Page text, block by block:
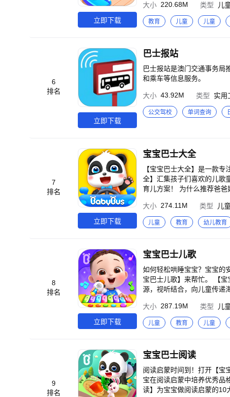
《宝宝巴士ABC》等启蒙互
《思维启蒙》互动，引导儿童玩互动练思维，轻松
《宝宝上厕所》《宝宝职业
听好看又好玩； ②覆盖经典
推荐内容，内容更合适，孩
盖； ②福利优惠多，奖励金
域10余年，获得全球6亿家庭用户的认可与信赖。 【自动续费】
中增加了应用内自动续费服
s）是专注打造儿童启蒙数
服，客服联系方式【打开应用】-【家长中心】-【帮
立即下载
陪你一起找答案吧！ 在【宝宝巴士奇妙屋】，熊猫奇奇将陪伴宝宝畅玩3D益智互动，探索身边的一切：以罕见视野认
识海陆空动物，以角色扮演形式体
击、射箭、接水果、冲浪、
等 热门互动：《可口冰淇
糕、冰淇淋！ ++认识海陆空动物：鲨鱼、海豚、恐龙、大象、狮子、啄木鸟等 热门互动：《爱掉牙的鲨鱼》 大白鲨
一生要换掉上万颗牙齿？和奇奇一
察、农场主、画家、渔夫、
《奇妙工程车》 建造梦想城
味数字启蒙：数字、图形、
决实际问题，加速知识积累。 ++奇妙汉字启蒙：300个汉字、1500+个词组、700+个句子 畅享“玩-认-练-写”
《拯救茄博士》《广告牌风
寿的海龟》《会发电的电
节》《小小画家》 宝宝巴士（BabyBus）是专注打造儿童启蒙数字产品的原创品牌。宝宝巴士秉承“快乐启蒙”的理
念，用奇妙有趣的方式，为
数字启蒙内容，让孩子趣味认知、感受“真、善、美”。 【自
订阅中增加了应用内自动续
@宝宝巴士 官网：http://
大小 220.68M 类型 儿
教育 儿童 儿童
6
排名
立即下载
巴士报站
巴士报站是澳门交通事务局
和乘车等信息服务。
大小 43.92M 类型 实用
公交驾校 单词查询
7
排名
立即下载
宝宝巴士大全
【宝宝巴士大全】是一款专注
全】汇集孩子们喜欢的儿歌
育儿方案！ 为什么推荐爸爸妈妈们使用【宝宝巴士大全】？ 1、启发式互动体验，轻松育儿 宝宝巴士大全以启发为
故事哄睡小猫咪，和熊猫奇
涂鸦填色，小手点点自由创作画作。 2、分龄推荐，省时省力更省心 宝宝巴士大全依据“
同年龄段儿童的启蒙内容，
3、多样启蒙主题，助力成
识！ 启蒙类：拼音汉字启
职业，百科科普认知动植物，听儿歌认交通
宝幼儿园，宝宝出行安全，
妙汉字，汽车总动员，宝宝
唐猫猫，星空大冒险，寓言
百家姓儿歌 【宝宝巴士大全】，助力家长轻松育儿，陪伴宝宝快乐成长！ 宝宝巴士（BabyBus）是专注打造儿童启蒙
数字产品的原创品牌。宝宝
大小 274.11M 类型 儿
儿童 教育 幼儿教育
8
排名
立即下载
宝宝巴士儿歌
如何轻松哄睡宝宝？宝宝
宝巴士儿歌】来帮忙。 【宝宝巴士儿歌】精编精选包含4千多首启蒙儿歌、8千多集益智动画在内的数万个优质启蒙资
源，视听结合，向儿童传递海量启蒙知识，家长省心
宝宝点播动画片，即可和他们一起探索世界，养
儿歌收录《哄睡儿歌》《经
柔的晚安儿歌，呼呼入睡。 Q3：怎样巧妙地向宝宝传递安全知识？ 答：宝宝巴士原创《安全警长啦咘啦哆》系列动
儿歌还能培养宝宝的语言
陪宝宝看趣味3D动画，听经典儿歌磨耳朵
答：宝宝巴士儿歌精选上百
宝听国学启蒙儿歌，爱上国学、记牢古诗词。 Q6：APP中有哪些作息管
置“观看时长”及“禁止观看
大小 287.19M 类型 儿
儿童 教育 儿童
9
排名
宝宝巴士阅读
阅读启蒙时间到！打开【宝
宝在阅读启蒙中培养优秀品格、认识
读】为宝宝做阅读启蒙的